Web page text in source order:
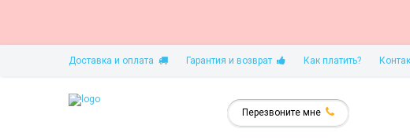
Доставка и оплата Гарантия и возврат Как платить?
Перезвоните мне